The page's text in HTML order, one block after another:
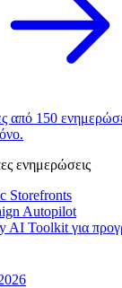
από 150
ενημερώσεις
Storefronts
Autopilot
AI Toolkit για